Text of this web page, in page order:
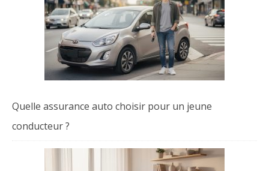
Quelle assurance auto choisir pour un jeune
conducteur ?